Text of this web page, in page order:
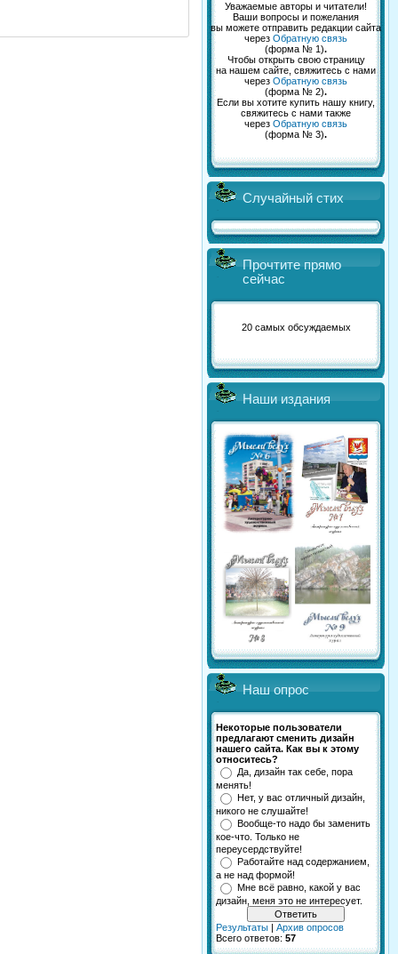
Уважаемые авторы и читатели!
Ваши вопросы и пожелания
вы можете отправить редакции сайта
через Обратную связь
(форма № 1).
Чтобы открыть свою страницу
на нашем сайте, свяжитесь с нами
через Обратную связь
(форма № 2).
Если вы хотите купить нашу книгу,
свяжитесь с нами также
через Обратную связь
(форма № 3).
Случайный стих
Прочтите прямо
сейчас
20 самых обсуждаемых
Наши издания
Наш опрос
Некоторые пользователи
предлагают сменить дизайн
нашего сайта. Как вы к этому
относитесь?
Да, дизайн так себе, пора
менять!
Нет, у вас отличный дизайн,
никого не слушайте!
Вообще-то надо бы заменить
кое-что. Только не
переусердствуйте!
Работайте над содержанием,
а не над формой!
Мне всё равно, какой у вас
дизайн, меня это не интересует.
Результаты | Архив опросов
Всего ответов: 57